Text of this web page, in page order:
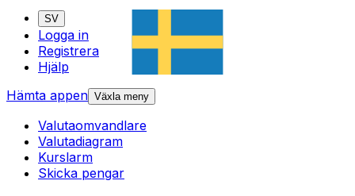
SV
Logga in
Registrera
Hjälp
Hämta appen Växla meny
Valutaomvandlare
Valutadiagram
Kurslarm
Skicka pengar